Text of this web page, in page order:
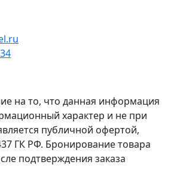
на то, что данная информация
характер и не при
публичной офертой,
ГК РФ. Бронирование товара
подтверждения заказа